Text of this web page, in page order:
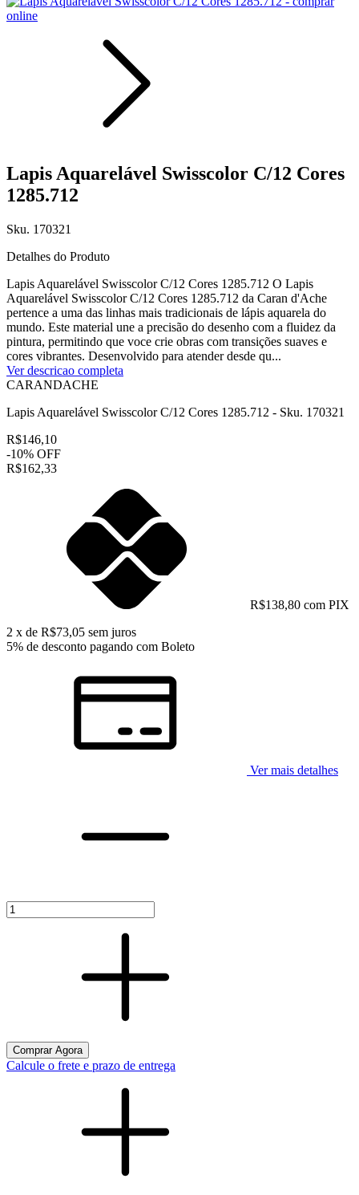
Lapis Aquarelável Swisscolor C/12 Cores
1285.712
Sku. 170321
Detalhes do Produto
Lapis Aquarelável Swisscolor C/12 Cores 1285.712 O Lapis
Aquarelável Swisscolor C/12 Cores 1285.712 da Caran d'Ache
pertence a uma das linhas mais tradicionais de lápis aquarela do
mundo. Este material une a precisão do desenho com a fluidez da
pintura, permitindo que voce crie obras com transições suaves e
cores vibrantes. Desenvolvido para atender desde qu...
Ver descricao completa
CARANDACHE
Lapis Aquarelável Swisscolor C/12 Cores 1285.712 - Sku. 170321
R$146,10
-10% OFF
R$162,33
R$138,80 com PIX
2 x de R$73,05 sem juros
5% de desconto pagando com Boleto
Ver mais detalhes
Calcule o frete e prazo de entrega